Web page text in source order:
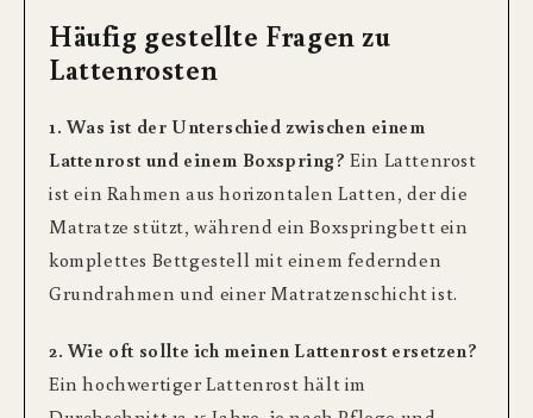
Häufig gestellte Fragen zu
Lattenrosten
1. Was ist der Unterschied zwischen einem
Lattenrost und einem Boxspring? Ein Lattenrost
ist ein Rahmen aus horizontalen Latten, der die
Matratze stützt, während ein Boxspringbett ein
komplettes Bettgestell mit einem federnden
Grundrahmen und einer Matratzenschicht ist.
2. Wie oft sollte ich meinen Lattenrost ersetzen?
Ein hochwertiger Lattenrost hält im